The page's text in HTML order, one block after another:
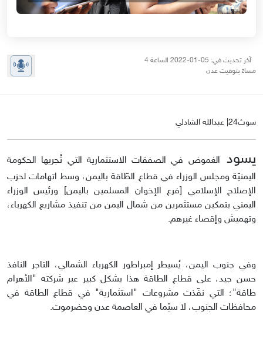
آخر تحديث في: 05-01-2022 الساعة 4
مساءً بتوقيت عدن
سوث24| عبدالله الشادلي
يسود
الغموض في الصفقات الاستثمارية التي تُجريها الحكومة
اليمنيّة ومجلس الوزراء في قطاع الطّاقة باليمن، وسط اتهامات لحزب
الإصلاح الإسلامي [فرع الإخوان المسلمين باليمن] ورئيس الوزراء
اليمني بتمكين مستثمرين من شمال اليمن من تنفيذ مشاريع الكهرباء،
وتهميش وإقصاء غيرهم.
وفي جنوب اليمن، يُسيطر إمبراطور الكهرباء الشمالي، التاجر النافذ
حسن جيد، على قطاع الطاقة هذا بشكل كبير عبر شركته "الأهرام
طاقة"؛ التي نفّذت مشروعات "استثمارية" في قطاع الطاقة في
محافظات الجنوب، لا سيّما في العاصمة عدن وحضرموت.